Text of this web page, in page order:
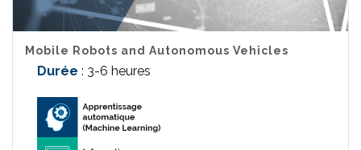
Mobile Robots and Autonomous Vehicles
Durée : 3-6 heures